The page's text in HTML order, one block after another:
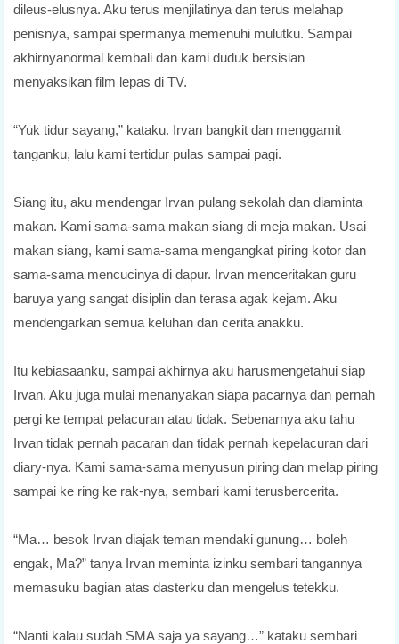
dileus-elusnya. Aku terus menjilatinya dan terus melahap
penisnya, sampai spermanya memenuhi mulutku. Sampai
akhirnyanormal kembali dan kami duduk bersisian
menyaksikan film lepas di TV.
“Yuk tidur sayang,” kataku. Irvan bangkit dan menggamit
tanganku, lalu kami tertidur pulas sampai pagi.
Siang itu, aku mendengar Irvan pulang sekolah dan diaminta
makan. Kami sama-sama makan siang di meja makan. Usai
makan siang, kami sama-sama mengangkat piring kotor dan
sama-sama mencucinya di dapur. Irvan menceritakan guru
baruya yang sangat disiplin dan terasa agak kejam. Aku
mendengarkan semua keluhan dan cerita anakku.
Itu kebiasaanku, sampai akhirnya aku harusmengetahui siap
Irvan. Aku juga mulai menanyakan siapa pacarnya dan pernah
pergi ke tempat pelacuran atau tidak. Sebenarnya aku tahu
Irvan tidak pernah pacaran dan tidak pernah kepelacuran dari
diary-nya. Kami sama-sama menyusun piring dan melap piring
sampai ke ring ke rak-nya, sembari kami terusbercerita.
“Ma… besok Irvan diajak teman mendaki gunung… boleh
engak, Ma?” tanya Irvan meminta izinku sembari tangannya
memasuku bagian atas dasterku dan mengelus tetekku.
“Nanti kalau sudah SMA saja ya sayang…” kataku sembari